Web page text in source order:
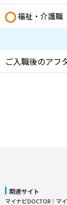
福祉・介護職
ご入職後のアフ
関連サイト
マイナビDOCTOR │ マ